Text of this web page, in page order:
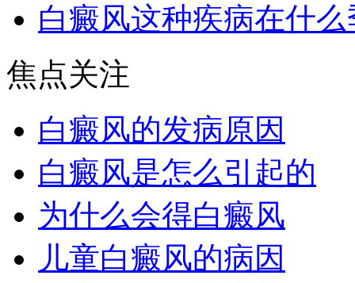
白癜风这种疾病在什
焦点关注
白癜风的发病原因
白癜风是怎么引起的
为什么会得白癜风
儿童白癜风的病因